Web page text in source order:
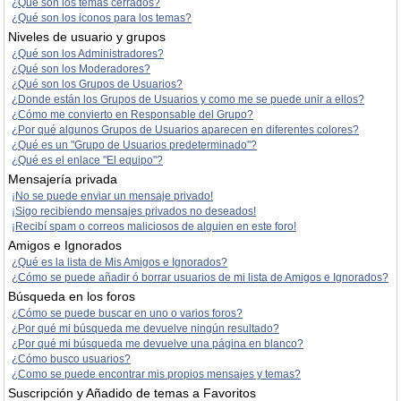
¿Qué son los temas cerrados?
¿Qué son los iconos para los temas?
Niveles de usuario y grupos
¿Qué son los Administradores?
¿Qué son los Moderadores?
¿Qué son los Grupos de Usuarios?
¿Donde están los Grupos de Usuarios y como me se puede unir a ellos?
¿Cómo me convierto en Responsable del Grupo?
¿Por qué algunos Grupos de Usuarios aparecen en diferentes colores?
¿Qué es un "Grupo de Usuarios predeterminado"?
¿Qué es el enlace "El equipo"?
Mensajería privada
¡No se puede enviar un mensaje privado!
¡Sigo recibiendo mensajes privados no deseados!
¡Recibí spam o correos maliciosos de alguien en este foro!
Amigos e Ignorados
¿Qué es la lista de Mis Amigos e Ignorados?
¿Cómo se puede añadir ó borrar usuarios de mi lista de Amigos e Ignorados?
Búsqueda en los foros
¿Cómo se puede buscar en uno o varios foros?
¿Por qué mi búsqueda me devuelve ningún resultado?
¿Por qué mi búsqueda me devuelve una página en blanco?
¿Cómo busco usuarios?
¿Como se puede encontrar mis propios mensajes y temas?
Suscripción y Añadido de temas a Favoritos